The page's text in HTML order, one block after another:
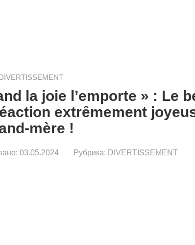
la joie l’emporte » : Le
extrêmement
mère !
03.05.2024 Рубрика: DIVERTISSEMENT